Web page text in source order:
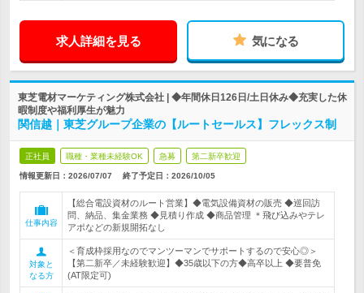
求人詳細を見る 気になる
東芝電材マーケティング株式会社 | ◆年間休日126日/土日休み◆充実した休
暇制度や福利厚生が魅力
関信越｜東芝グループ企業の【ルートセールス】フレックス制
正社員 職種・業種未経験OK 急募 第二新卒歓迎
情報更新日：2026/07/07 終了予定日： 2026/10/05
仕事内容
【総合電設資材のルート営業】◆電気設備資材の販売 ◆巡回訪
問、納品、集金業務 ◆見積り作成 ◆商品管理 ＊飛び込みやテレ
アポなどの新規開拓なし
対象と
なる方
＜育成枠採用なのでマンツーマンでサポートするので安心◎＞
【第二新卒／未経験歓迎】◆35歳以下の方◆高卒以上 ◆要普免
(AT限定可)